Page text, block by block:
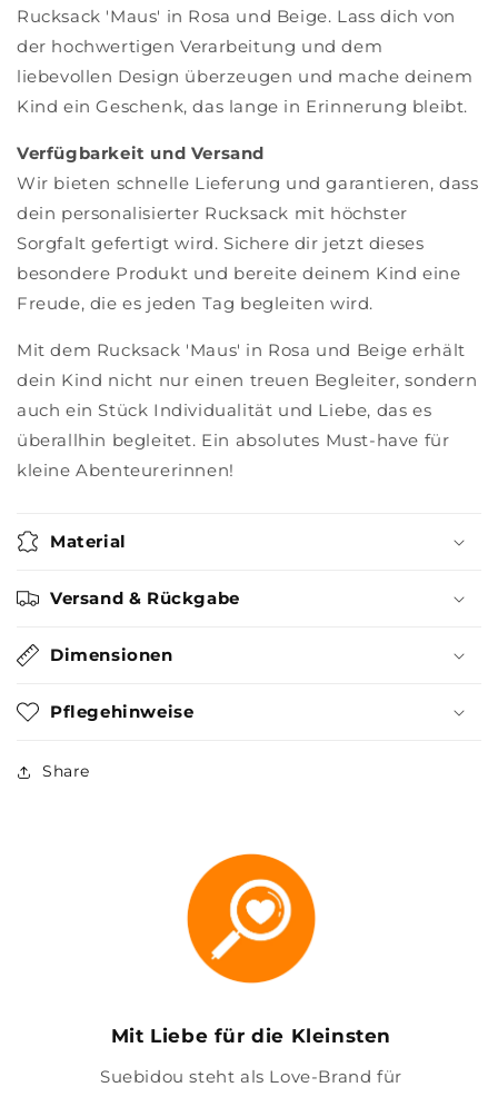
Rucksack 'Maus' in Rosa und Beige. Lass dich von
der hochwertigen Verarbeitung und dem
liebevollen Design überzeugen und mache deinem
Kind ein Geschenk, das lange in Erinnerung bleibt.
Verfügbarkeit und Versand
Wir bieten schnelle Lieferung und garantieren, dass
dein personalisierter Rucksack mit höchster
Sorgfalt gefertigt wird. Sichere dir jetzt dieses
besondere Produkt und bereite deinem Kind eine
Freude, die es jeden Tag begleiten wird.
Mit dem Rucksack 'Maus' in Rosa und Beige erhält
dein Kind nicht nur einen treuen Begleiter, sondern
auch ein Stück Individualität und Liebe, das es
überallhin begleitet. Ein absolutes Must-have für
kleine Abenteurerinnen!
Material
Versand & Rückgabe
Dimensionen
Pflegehinweise
Share
Mit Liebe für die Kleinsten
Suebidou steht als Love-Brand für